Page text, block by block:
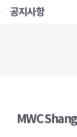
공지사항
MWC